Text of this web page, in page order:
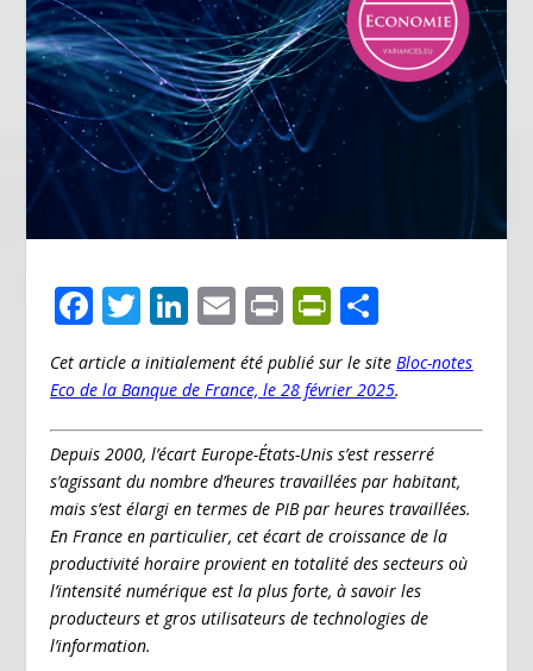
F
ac
e
b
o
o
k
T
w
itt
er
Li
n
k
e
dI
n
E
m
ai
l
Pr
in
t
Pr
in
tF
ri
e
n
dl
y
ar
ta
g
er
Cet article a initialement été publié sur le siteBloc-notes
Eco de la Banque de France, le 28 février 2025.
Depuis 2000, l’écart Europe-États-Unis s’est resserré
s’agissant du nombre d’heures travaillées par habitant,
mais s’est élargi en termes de PIB par heures travaillées.
En France en particulier, cet écart de croissance de la
productivité horaire provient en totalité des secteurs où
l’intensité numérique est la plus forte, à savoir les
producteurs et gros utilisateurs de technologies de
l’information.